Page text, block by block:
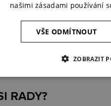
a interakce
a streaming
RADY?
našimi zásadami používání
VŠE ODMÍTNOUT
ZOBRAZIT